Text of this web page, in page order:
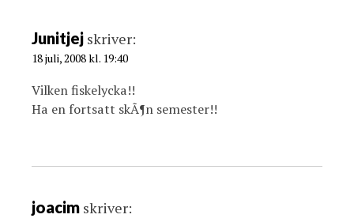
Junitjej skriver:
18 juli, 2008 kl. 19:40
Vilken fiskelycka!!
Ha en fortsatt skÃ¶n semester!!
joacim skriver: